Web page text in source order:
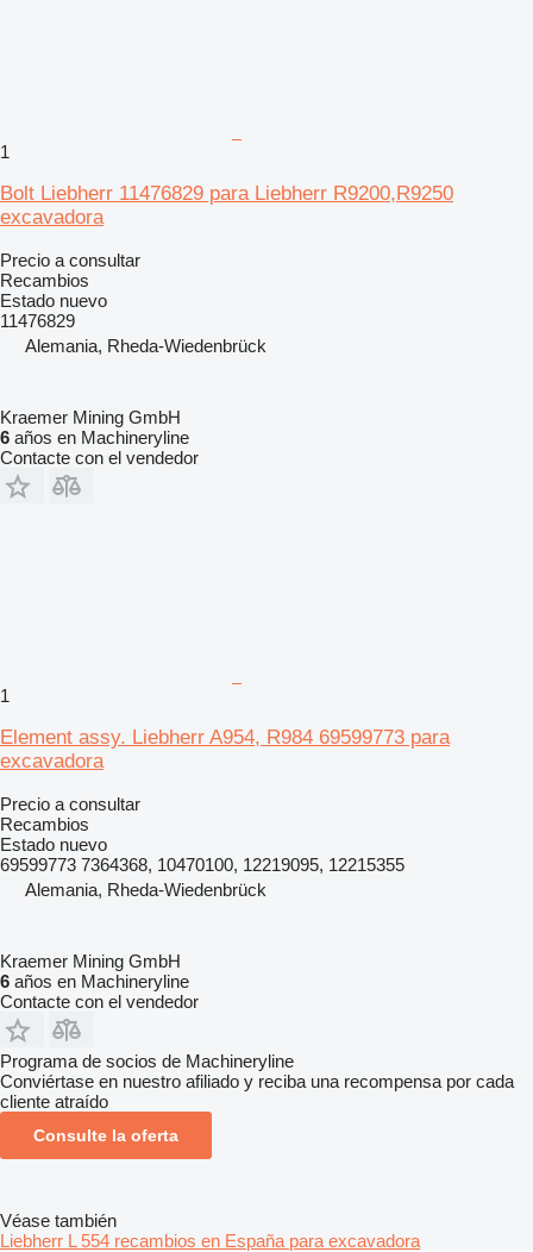
1
Bolt Liebherr 11476829 para Liebherr R9200,R9250
excavadora
Precio a consultar
Recambios
Estado nuevo
11476829
Alemania, Rheda-Wiedenbrück
Kraemer Mining GmbH
6 años en Machineryline
Contacte con el vendedor
1
Element assy. Liebherr A954, R984 69599773 para
excavadora
Precio a consultar
Recambios
Estado nuevo
69599773 7364368, 10470100, 12219095, 12215355
Alemania, Rheda-Wiedenbrück
Kraemer Mining GmbH
6 años en Machineryline
Contacte con el vendedor
Programa de socios de Machineryline
Conviértase en nuestro afiliado y reciba una recompensa por cada
cliente atraído
Consulte la oferta
Véase también
Liebherr L 554 recambios en España para excavadora